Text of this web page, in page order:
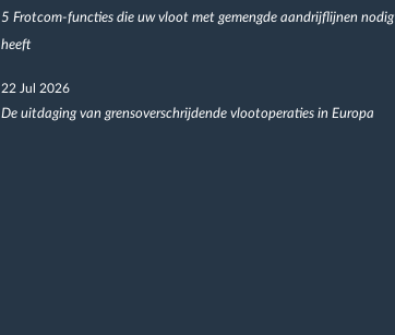
5 Frotcom-functies die uw vloot met gemengde aandrijflijnen nodig
heeft
22 Jul 2026
De uitdaging van grensoverschrijdende vlootoperaties in Europa